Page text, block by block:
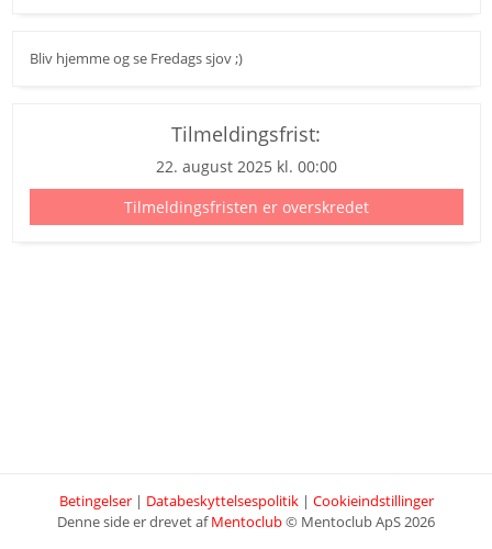
Bliv hjemme og se Fredags sjov ;)
Tilmeldingsfrist:
22. august 2025 kl. 00:00
Tilmeldingsfristen er overskredet
Betingelser | Databeskyttelsespolitik | Cookieindstillinger
Denne side er drevet afMentoclub© Mentoclub ApS 2026